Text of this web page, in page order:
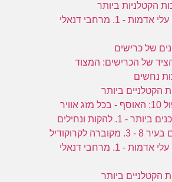
13:30 - גן עדן עלי אדמות - 1. מרחבי דנאלי
19:45 - גן עדן עלי אדמות - 1. מרחבי דנאלי